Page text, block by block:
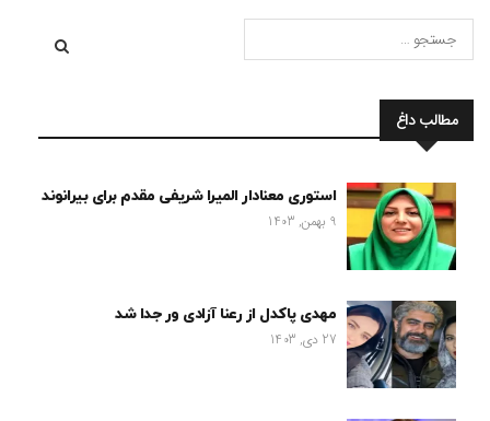
مطالب داغ
استوری معنادار المیرا شریفی مقدم برای بیرانوند
9 بهمن, 1403
مهدی پاکدل از رعنا آزادی ور جدا شد
27 دی, 1403